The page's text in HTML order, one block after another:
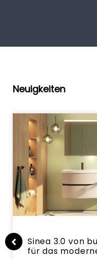
Neuigkeiten
Sinea 3.0 von
für das